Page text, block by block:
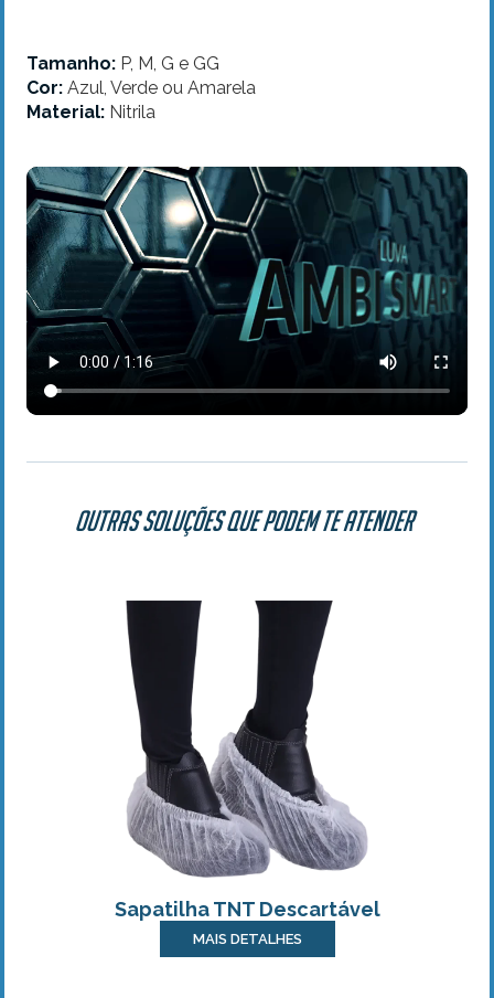
Tamanho: P, M, G e GG
Cor: Azul, Verde ou Amarela
Material: Nitrila
Outras soluções que podem te atender
Sapatilha TNT Descartável
MAIS DETALHES